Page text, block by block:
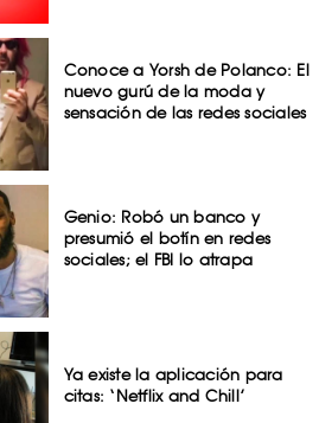
Conoce a Yorsh de Polanco: El
nuevo gurú de la moda y
sensación de las redes sociales
Genio: Robó un banco y
presumió el botín en redes
sociales; el FBI lo atrapa
Ya existe la aplicación para
citas: ‘Netflix and Chill’